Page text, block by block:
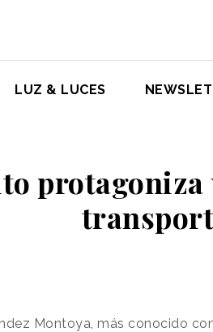
LUZ & LUCES
protagoniza
Montoya, más conocido